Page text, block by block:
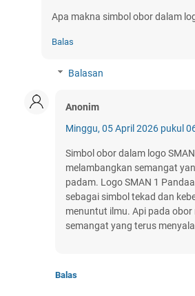
Apa makna simbol obor dalam
Balas
Balasan
Anonim
Minggu, 05 April 2026 pukul
Simbol obor dalam logo
melambangkan semangat
padam. Logo SMAN 1
sebagai simbol tekad dan
menuntut ilmu. Api pada
semangat yang terus
Balas